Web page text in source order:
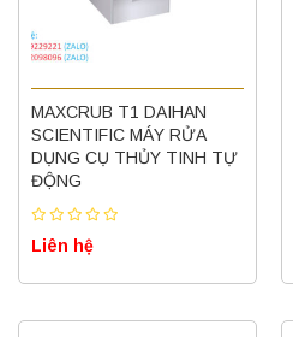
MAXCRUB T1 DAIHAN
SCIENTIFIC MÁY RỬA
DỤNG CỤ THỦY TINH TỰ
ĐỘNG
Liên hệ